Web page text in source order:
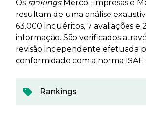
Os rankings Merco Empresas e
resultam de uma análise
63.000 inquéritos, 7 avaliações e
informação. São verificados
revisão independente efetuada
conformidade com a norma ISAE
Rankings